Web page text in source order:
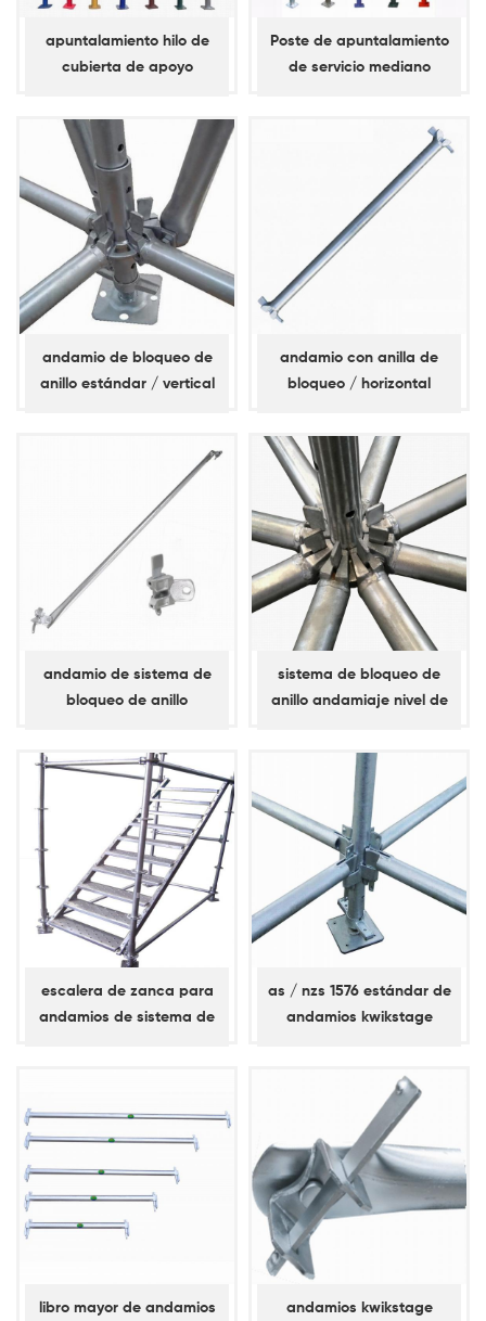
apuntalamiento hilo de
cubierta de apoyo
Poste de apuntalamiento
de servicio mediano
andamio de bloqueo de
anillo estándar / vertical
andamio con anilla de
bloqueo / horizontal
andamio de sistema de
bloqueo de anillo
abrazadera de bahía
sistema de bloqueo de
anillo andamiaje nivel de
mayor diagonal
escalera de zanca para
andamios de sistema de
as / nzs 1576 estándar de
andamios kwikstage
libro mayor de andamios andamios kwikstage